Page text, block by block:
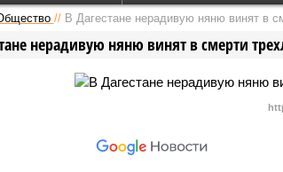
// В Дагестане нерадивую няню винят в
нерадивую няню винят в смерти